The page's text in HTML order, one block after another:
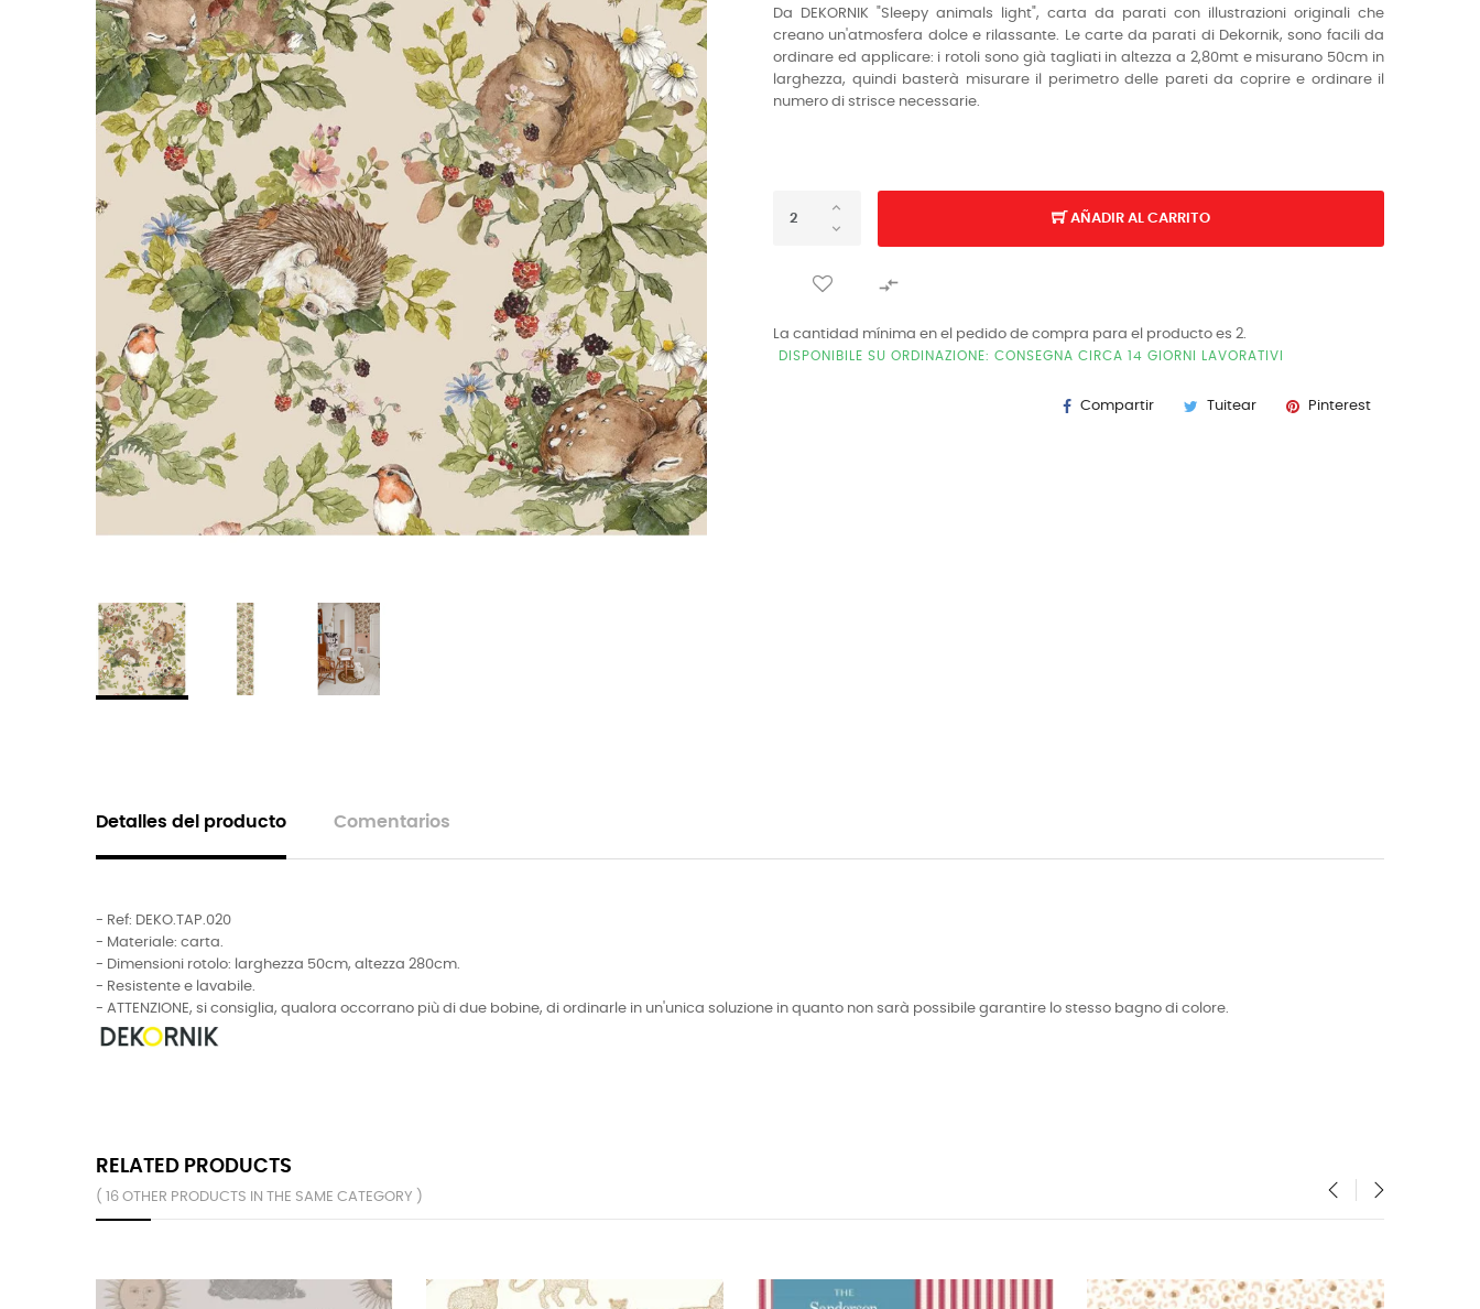
Da DEKORNIK "Sleepy animals light", carta da parati con illustrazioni originali che
creano un'atmosfera dolce e rilassante. Le carte da parati di Dekornik, sono facili da
ordinare ed applicare: i rotoli sono già tagliati in altezza a 2,80mt e misurano 50cm in
larghezza, quindi basterà misurare il perimetro delle pareti da coprire e ordinare il
numero di strisce necessarie.
AÑADIR AL CARRITO

La cantidad mínima en el pedido de compra para el producto es 2.
DISPONIBILE SU ORDINAZIONE: CONSEGNA CIRCA 14 GIORNI LAVORATIVI
Compartir Tuitear Pinterest
Detalles del producto Comentarios
- Ref: DEKO.TAP.020
- Materiale: carta.
- Dimensioni rotolo: larghezza 50cm, altezza 280cm.
- Resistente e lavabile.
- ATTENZIONE, si consiglia, qualora occorrano più di due bobine, di ordinarle in un'unica soluzione in quanto non sarà possibile garantire lo stesso bagno di colore.
RELATED PRODUCTS
( 16 OTHER PRODUCTS IN THE SAME CATEGORY )